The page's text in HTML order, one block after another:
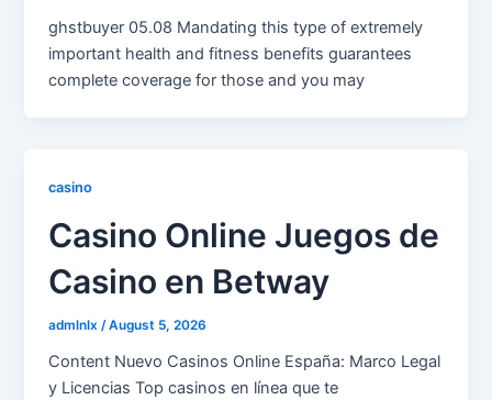
ghstbuyer 05.08 Mandating this type of extremely
important health and fitness benefits guarantees
complete coverage for those and you may
casino
Casino Online Juegos de
Casino en Betway
admlnlx/August 5, 2026
Content Nuevo Casinos Online España: Marco Legal
y Licencias Top casinos en línea que te